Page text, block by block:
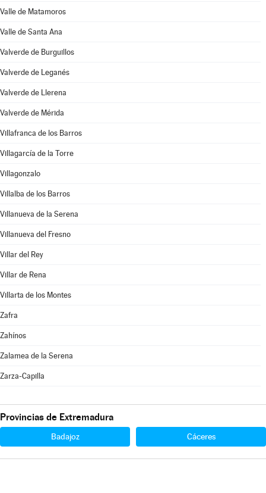
Valle de Matamoros
Valle de Santa Ana
Valverde de Burguillos
Valverde de Leganés
Valverde de Llerena
Valverde de Mérida
Villafranca de los Barros
Villagarcía de la Torre
Villagonzalo
Villalba de los Barros
Villanueva de la Serena
Villanueva del Fresno
Villar del Rey
Villar de Rena
Villarta de los Montes
Zafra
Zahínos
Zalamea de la Serena
Zarza-Capilla
Provincias de Extremadura
Badajoz Cáceres